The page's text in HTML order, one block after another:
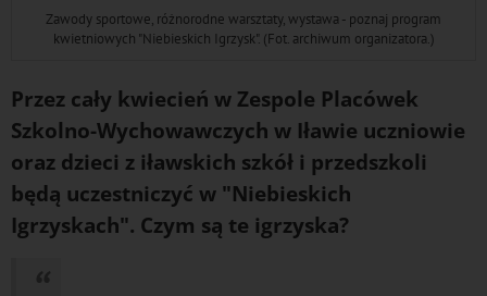
Zawody sportowe, różnorodne warsztaty, wystawa - poznaj program
kwietniowych "Niebieskich Igrzysk". (Fot. archiwum organizatora.)
Przez cały kwiecień w Zespole Placówek
Szkolno-Wychowawczych w Iławie uczniowie
oraz dzieci z iławskich szkół i przedszkoli
będą uczestniczyć w "Niebieskich
Igrzyskach". Czym są te igrzyska?